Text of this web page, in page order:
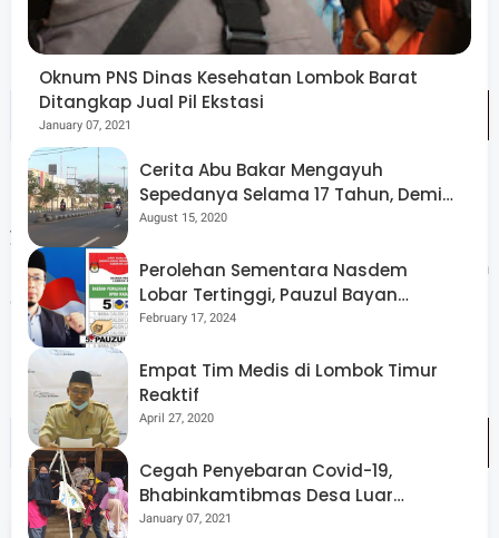
Poskamling.
"Adapun program kegiatan non fisik untuk nanti malam
yakni penyuluhan tentang kemampuan sebagai
komponen cadangan dan pendukung yang akan
disampaikan dari dinas pendidikan dan kebudayaan di
Desa Sukaraja Kecamatan Jerowaru", tegasnya. (*)
Tags Lombok Timur
Oknum PNS Dinas Kesehatan Lombok Barat
Ditangkap Jual Pil Ekstasi
January 07, 2021
Cerita Abu Bakar Mengayuh
Sepedanya Selama 17 Tahun, Demi
Menggelorakan Kemerdekaan
August 15, 2020
Perolehan Sementara Nasdem
Lobar Tertinggi, Pauzul Bayan
Berpeluang “Rebut” Kursi Dapil 3
February 17, 2024
Empat Tim Medis di Lombok Timur
Reaktif
April 27, 2020
Cegah Penyebaran Covid-19,
Bhabinkamtibmas Desa Luar
Pantau Kegiatan Posyandu
January 07, 2021